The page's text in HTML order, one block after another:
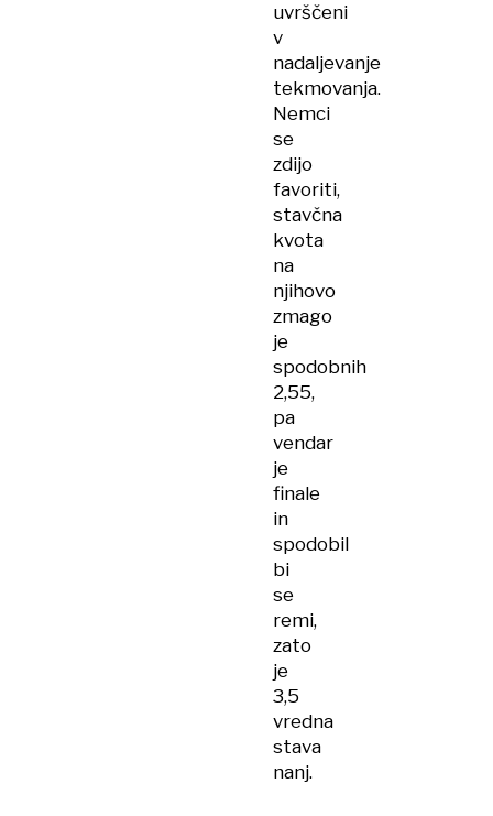
uvrščeni
v
nadaljevanje
tekmovanja.
Nemci
se
zdijo
favoriti,
stavčna
kvota
na
njihovo
zmago
je
spodobnih
2,55,
pa
vendar
je
finale
in
spodobil
bi
se
remi,
zato
je
3,5
vredna
stava
nanj.